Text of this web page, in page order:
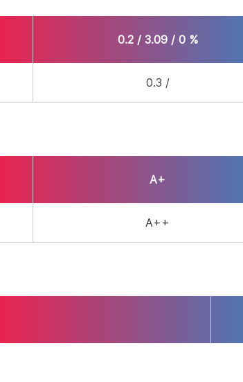
0.2 / 3.09 / 0 %
0.3 /
A+
A++